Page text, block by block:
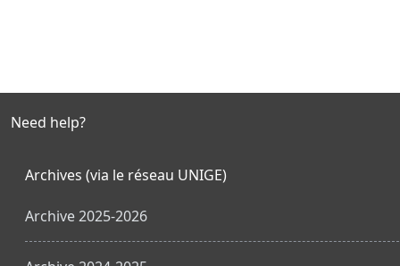
Need help?
Archives (via le réseau UNIGE)
Archive 2025-2026